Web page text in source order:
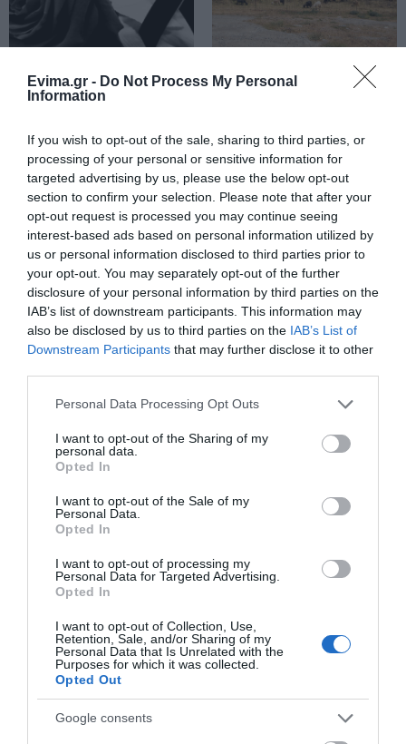
Evima.gr - Do Not Process My Personal
Information
If you wish to opt-out of the sale, sharing to third parties, or
processing of your personal or sensitive information for
targeted advertising by us, please use the below opt-out
section to confirm your selection. Please note that after your
opt-out request is processed you may continue seeing
interest-based ads based on personal information utilized by
us or personal information disclosed to third parties prior to
your opt-out. You may separately opt-out of the further
disclosure of your personal information by third parties on the
IAB’s list of downstream participants. This information may
also be disclosed by us to third parties on the IAB’s List of
Downstream Participants that may further disclose it to other
Please note that this website/app uses one or more Google
not limited to your visit or usage behaviour. You may click to
grant or deny consent to Google and its third-party tags to
use your data for below specified purposes in below Google
consent section.
Personal Data Processing Opt Outs
I want to opt-out of the Sharing of my
personal data.
Opted In
I want to opt-out of the Sale of my
Personal Data.
Opted In
I want to opt-out of processing my
Personal Data for Targeted Advertising.
Opted In
I want to opt-out of Collection, Use,
Retention, Sale, and/or Sharing of my
Personal Data that Is Unrelated with the
Purposes for which it was collected.
Opted Out
Google consents
Αύγουστος στην Εύβοια: Τι θα
χωριού
10.08.2026 | 11:20
Η Λίμνη Ευβοίας γίνεται σημείο
συνάντησης των γεύσεων της
Στερεάς Ελλάδας
10.08.2026 | 11:00
Χαλκίδα: Γιατί φωτίστηκε στα
μωβ- ροζ το δημαρχείο στην
παραλία
10.08.2026 | 10:40
Έκτακτη διακοπή νερού στους
Ωρεούς Ευβοίας
σχεδόν 1300 φιάλλες παράνομου
ψυκτικού υγρού φρέον (εικόνες)
Μεγάλο βήμα για την υγεία στη
Βόρεια Εύβοια
10.08.2026 | 09:40
Εορτολόγιο: Ποιοι γιορτάζουν
σήμερα, Δευτέρα 10 Αυγούστου
10.08.2026 | 09:20
Πέθανε ο γνωστός
συγγραφέας Στέλιος
Πέθανε κτηνοτρόφος
Εορτολόγιο: Ποιοι
γιορτάζουν σήμερα,
Δευτέρα 10 Αυγούστου
Μεγάλη φωτιά στον
Κουβαρά Αττικής:
Ήχησε το 112, καίει
κοντά σε σπίτια
Αίγινα: 48χρονος
ανασύρθηκε χωρίς τις
θάλασσα
Κινητές μονάδες της
βρίσκονται αυτή την
εβδομάδα